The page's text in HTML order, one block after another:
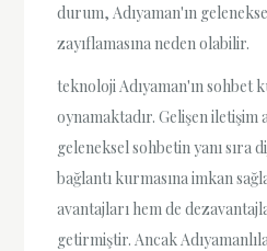
durum, Adıyaman'ın
zayıflamasına neden olabilir.
teknoloji Adıyaman'ın
oynamaktadır. Gelişen iletişim
geleneksel sohbetin yanı sıra
bağlantı kurmasına imkan
avantajları hem de
getirmiştir. Ancak